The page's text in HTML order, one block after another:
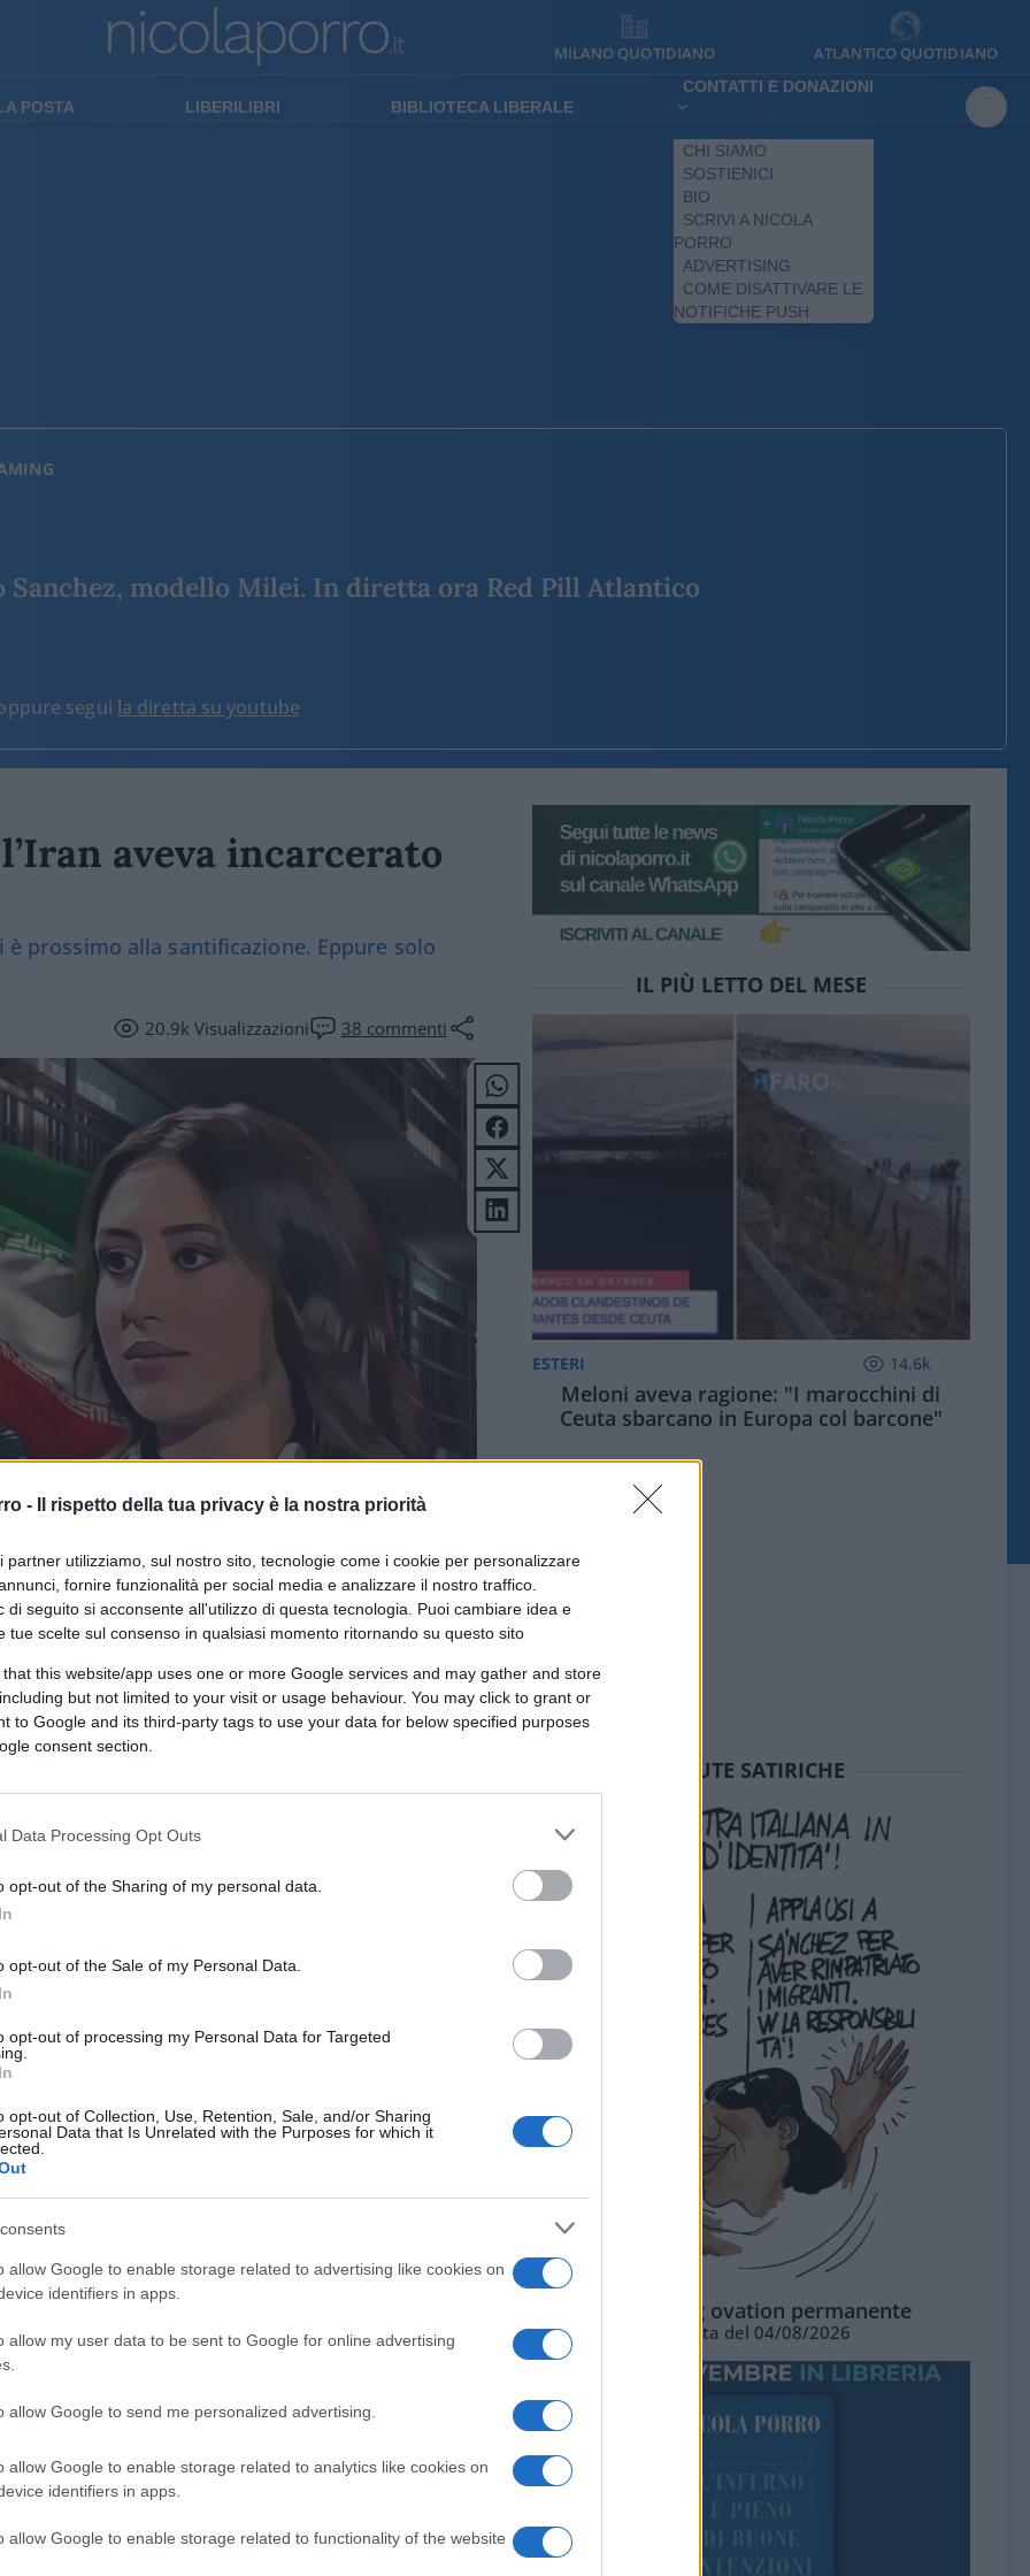
- Il rispetto della tua privacy è la nostra priorità
partner utilizziamo, sul nostro sito, tecnologie come i cookie per personalizzare
fornire funzionalità per social media e analizzare il nostro traffico.
di seguito si acconsente all'utilizzo di questa tecnologia. Puoi cambiare idea e
tue scelte sul consenso in qualsiasi momento ritornando su questo sito
that this website/app uses one or more Google services and may gather and store
but not limited to your visit or usage behaviour. You may click to grant or
to Google and its third-party tags to use your data for below specified purposes
consent section.
Data Processing Opt Outs
opt-out of the Sharing of my personal data.
opt-out of the Sale of my Personal Data.
opt-out of processing my Personal Data for Targeted
opt-out of Collection, Use, Retention, Sale, and/or Sharing
Data that Is Unrelated with the Purposes for which it
allow Google to enable storage related to advertising like cookies on
identifiers in apps.
allow my user data to be sent to Google for online advertising
allow Google to send me personalized advertising.
allow Google to enable storage related to analytics like cookies on
identifiers in apps.
allow Google to enable storage related to functionality of the website
MILANO QUOTIDIANO ATLANTICO QUOTIDIANO
POSTA LIBERILIBRI BIBLIOTECA LIBERALE
CONTATTI E DONAZIONI
CHI SIAMO
SOSTIENICI
BIO
SCRIVI A NICOLA
PORRO
ADVERTISING
COME DISATTIVARE LE
NOTIFICHE PUSH
Sanchez, modello Milei. In diretta ora Red Pill Atlantico
segui la diretta su youtube
aveva incarcerato
prossimo alla santificazione. Eppure solo
20.9kVisualizzazioni 38 commenti
tramite Canva.com
su Google CLICCA QUI
stanno iniziando ad attribuire al
l’ayatollahKhamenei
morale e geopolitica.
il popolo iraniano e le angherie che il
(anche a noi italiani,
pullulano da diversi giorni degli articoli
Benjamin NetanyahueAli Khamenei,
democrazia con un tiranno di un regime
quest’ultimo e quasi riabilitandolo a
considerandolo una minaccia
di Israele.
infatti, l’Irannon è mai stata una
del Medio Oriente. E addirittura quella
una favola che gli atlantisti si raccontano
bomba atomica. Anzi: non la vorrebbe
abbia oltre 400 chili di uranio
poco sopra il 3%: non è che forse a
IL PIÙ LETTO DEL MESE
ESTERI 14.6k
Meloni aveva ragione: "I marocchini di
Ceuta sbarcano in Europa col barcone"
SEDUTE SATIRICHE
La standing ovation permanente
Vignetta del 04/08/2026